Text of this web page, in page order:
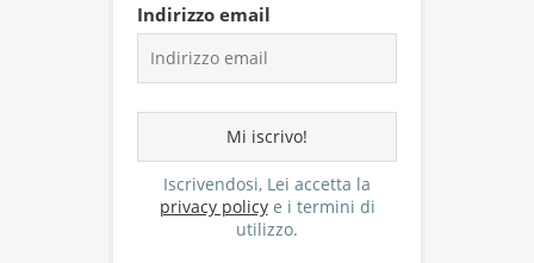
Indirizzo email
Iscrivendosi, Lei accetta la
privacy policye i termini di
utilizzo.